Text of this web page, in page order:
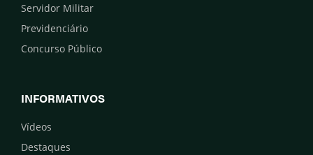
Servidor Militar
Previdenciário
Concurso Público
INFORMATIVOS
Vídeos
Destaques